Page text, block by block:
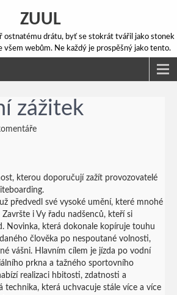
ZUUL
ostnatému drátu, byť se stokrát tvářil jako stonek
všem webům. Ne každý je prospěšný jako tento.
zážitek
kterou doporučují zažít provozovatelé
předvedl své vysoké umění, které mnohé
Završte i Vy řadu nadšenců, kteří si
Novinka, která dokonale kopíruje touhu
člověka po nespoutané volnosti,
vášni. Hlavním cílem je jízda po vodní
prkna a tažného sportovního
realizaci hbitosti, zdatnosti a
technika, která uchvacuje stále více a více